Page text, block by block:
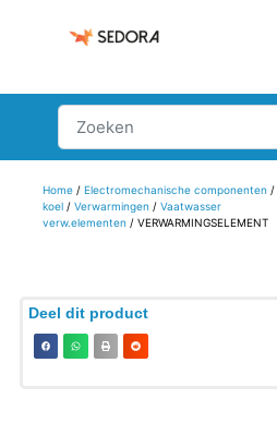
Home/ Electromechanische componenten /
koel/ Verwarmingen / Vaatwasser
verw.elementen / VERWARMINGSELEMENT
Deel dit product